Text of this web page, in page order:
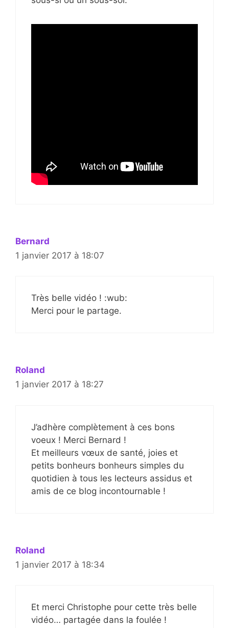
Bernard
1 janvier 2017 à 18:07
Très belle vidéo ! :wub:
Merci pour le partage.
Roland
1 janvier 2017 à 18:27
J’adhère complètement à ces bons
voeux ! Merci Bernard !
Et meilleurs vœux de santé, joies et
petits bonheurs bonheurs simples du
quotidien à tous les lecteurs assidus et
amis de ce blog incontournable !
Roland
1 janvier 2017 à 18:34
Et merci Christophe pour cette très belle
vidéo… partagée dans la foulée !